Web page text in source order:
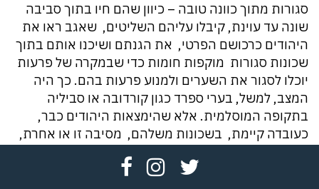
סגורות מתוך כוונה טובה – כיוון שהם חיו בתוך סביבה
שונה עד עוינת, קיבלו עליהם השליטים, שאגב ראו את
היהודים כרכושם הפרטי, את הגנתם ושיכנו אותם בתוך
שכונות סגורות מוקפות חומות כדי שבמקרה של פרעות
יוכלו לסגור את השערים ולמנוע פרעות בהם. כך היה
המצב, למשל, בערי ספרד כגון קורדובה או סביליה
בתקופה המוסלמית. אלא שהימצאות היהודים כבר,
כעובדה קיימת, בשכונות משלהם, מסיבה זו או אחרת,
במאה ה-16 ,בתקופת "הקונטר-רפורמציה" (המאבק
פתחפתח